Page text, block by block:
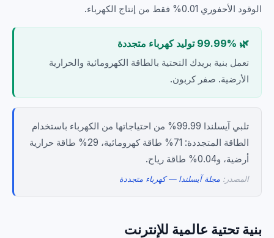
الوقود الأحفوري 0.01% فقط من إنتاج الكهرباء.
🌿 99.99% توليد كهرباء متجددة
تعمل بنية بريدك التحتية بالطاقة الكهرومائية والحرارية
الأرضية. صفر كربون.
تلبي آيسلندا 99.99% من احتياجاتها من الكهرباء باستخدام
الطاقة المتجددة: 71% طاقة كهرومائية، 29% طاقة حرارية
أرضية، و0.04% طاقة رياح.
المصدر: مجلة آيسلندا — كهرباء متجددة
بنية تحتية عالمية للإنترنت